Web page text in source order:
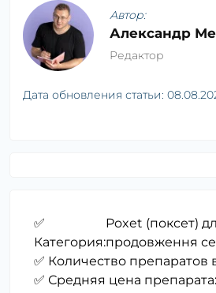
Автор:
Александр
Редактор
Дата обновления статьи:
✅
Категория:
Poxet (поксет)
продовження
✅ Количество препаратов
✅ Средняя цена препарата: